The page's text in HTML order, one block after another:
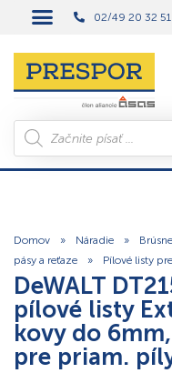
02/49 20 32 51
Domov » Náradie »
pásy a reťaze
» Pílové listy
DeWALT
pílové listy
kovy do
pre priam.